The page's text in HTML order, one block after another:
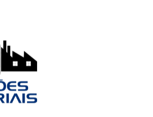
componentes e estruturas
usadas na construção de
industriais.
ao alugar chapas de